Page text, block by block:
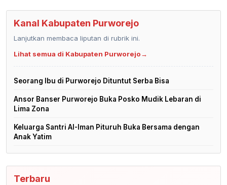
Kanal Kabupaten Purworejo
Lanjutkan membaca liputan di rubrik ini.
Lihat semua di Kabupaten Purworejo→
Seorang Ibu di Purworejo Dituntut Serba Bisa
Ansor Banser Purworejo Buka Posko Mudik Lebaran di
Lima Zona
Keluarga Santri Al-Iman Pituruh Buka Bersama dengan
Anak Yatim
Terbaru